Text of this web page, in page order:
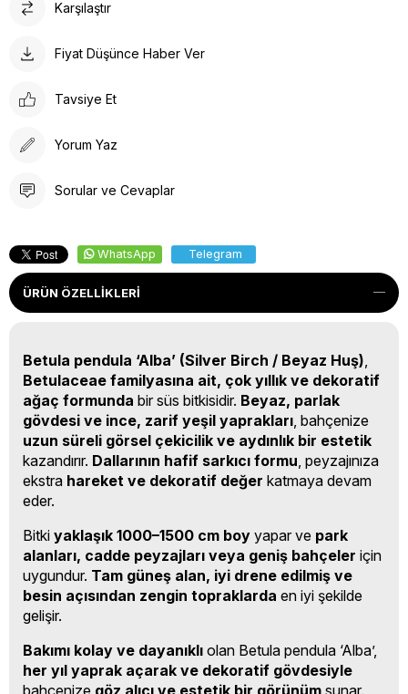
Karşılaştır
Fiyat Düşünce Haber Ver
Tavsiye Et
Yorum Yaz
Sorular ve Cevaplar
WhatsApp Telegram
ÜRÜN ÖZELLIKLERI
Betula pendula ‘Alba’ (Silver Birch / Beyaz Huş)
Betulaceae familyasına ait, çok yıllık ve dekoratif
ağaç formunda bir süs bitkisidir. Beyaz, parlak
gövdesi ve ince, zarif yeşil yaprakları , bahçenize
uzun süreli görsel çekicilik ve aydınlık bir estetik
kazandırır. Dallarının hafif sarkıcı formu , peyzajınıza
ekstra hareket ve dekoratif değer katmaya devam
eder.
Bitki yaklaşık 1000–1500 cm boy yapar ve park
alanları, cadde peyzajları veya geniş bahçeler için
uygundur. Tam güneş alan, iyi drene edilmiş ve
besin açısından zengin topraklarda en iyi şekilde
gelişir.
Bakımı kolay ve dayanıklı olan Betula pendula ‘Alba’,
her yıl yaprak açarak ve dekoratif gövdesiyle
bahçenize göz alıcı ve estetik bir görünüm sunar.